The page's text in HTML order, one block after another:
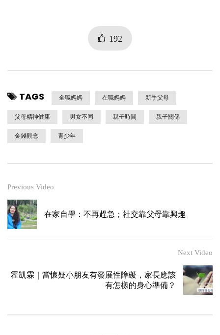
192
TAGS 全職媽媽 在職媽媽 新手父母
父母精神健康 男女不同 親子時間 親子關係
金錢觀念 青少年
Previous Video
在家自學：不再趕急；社交靠父母靠興趣
Next Video
霍凱霖｜當懷疑小朋友有發展性障礙，家長應該
有怎樣的身心準備？